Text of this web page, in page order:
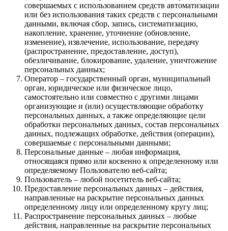
совершаемых с использованием средств автоматизации
или без использования таких средств с персональными
данными, включая сбор, запись, систематизацию,
накопление, хранение, уточнение (обновление,
изменение), извлечение, использование, передачу
(распространение, предоставление, доступ),
обезличивание, блокирование, удаление, уничтожение
персональных данных;
Оператор – государственный орган, муниципальный
орган, юридическое или физическое лицо,
самостоятельно или совместно с другими лицами
организующие и (или) осуществляющие обработку
персональных данных, а также определяющие цели
обработки персональных данных, состав персональных
данных, подлежащих обработке, действия (операции),
совершаемые с персональными данными;
Персональные данные – любая информация,
относящаяся прямо или косвенно к определенному или
определяемому Пользователю веб-сайта;
Пользователь – любой посетитель веб-сайта;
Предоставление персональных данных – действия,
направленные на раскрытие персональных данных
определенному лицу или определенному кругу лиц;
Распространение персональных данных – любые
действия, направленные на раскрытие персональных